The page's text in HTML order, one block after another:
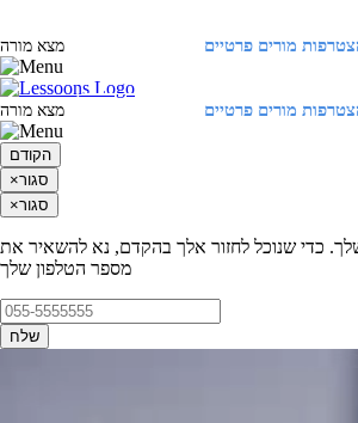
מורים פרטיים מצא מורה
מורים פרטיים מצא מורה
הקודם
×סגור
×סגור
כדי שנוכל לחזור אלך בהקדם, נא להשאיר את
מספר הטלפון שלך
שלח